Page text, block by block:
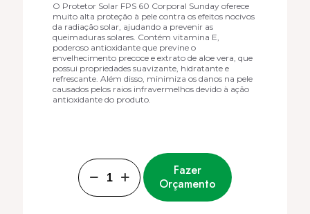
O Protetor Solar FPS 60 Corporal Sunday oferece
muito alta proteção à pele contra os efeitos nocivos
da radiação solar, ajudando a prevenir as
queimaduras solares. Contém vitamina E,
poderoso antioxidante que previne o
envelhecimento precoce e extrato de aloe vera, que
possui propriedades suavizante, hidratante e
refrescante. Além disso, minimiza os danos na pele
causados pelos raios infravermelhos devido à ação
antioxidante do produto.
PROTETOR
SOLAR
FPS
60
Fazer
Orçamento